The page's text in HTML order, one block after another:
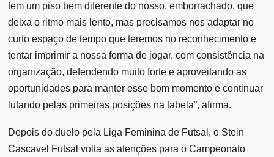
tem um piso bem diferente do nosso, emborrachado, que
deixa o ritmo mais lento, mas precisamos nos adaptar no
curto espaço de tempo que teremos no reconhecimento e
tentar imprimir a nossa forma de jogar, com consistência na
organização, defendendo muito forte e aproveitando as
oportunidades para manter esse bom momento e continuar
lutando pelas primeiras posições na tabela”, afirma.
Depois do duelo pela Liga Feminina de Futsal, o Stein
Cascavel Futsal volta as atenções para o Campeonato